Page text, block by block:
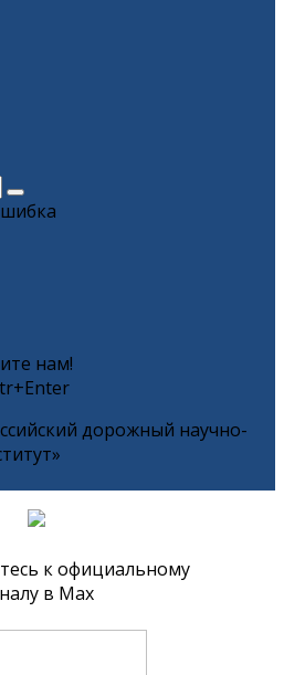
нам!
дорожный научно-
к официальному
в Max